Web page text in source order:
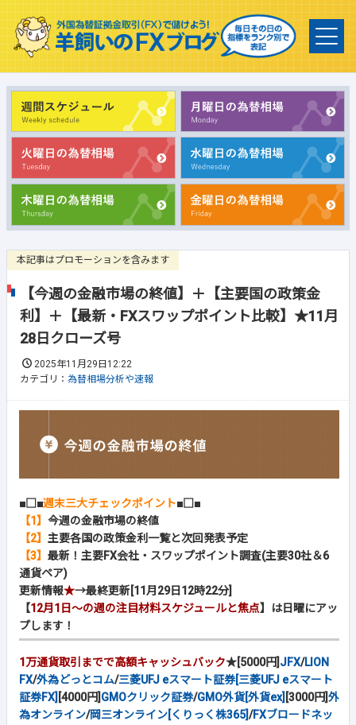
本記事はプロモーションを含みます
【今週の金融市場の終値】＋【主要国の政策金
利】＋【最新・FXスワップポイント比較】★11月
28日クローズ号
2025年11月29日12:22
カテゴリ： 為替相場分析や速報
■□■週末三大チェックポイント■□■
【1】 今週の金融市場の終値
【2】 主要各国の政策金利一覧と次回発表予定
【3】 最新！主要FX会社・スワップポイント調査(主要30社＆6
通貨ペア)
更新情報★→最終更新[11月29日12時22分]
【12月1日～の週の注目材料スケジュールと焦点】は日曜にアッ
プします！
1万通貨取引までで高額キャッシュバック★[5000円] JFX/LION
FX/外為どっとコム/三菱UFJ eスマート証券[三菱UFJ eスマート
証券FX] [4000円] GMOクリック証券/GMO外貨[外貨ex] [3000円]外
為オンライン/岡三オンライン[くりっく株365]/FXブロードネッ